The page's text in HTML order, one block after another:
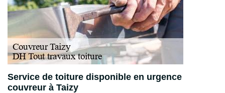
Service de toiture disponible en urgence
couvreur à Taizy